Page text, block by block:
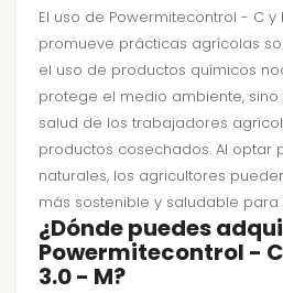
El uso de Powermitecontrol - C y
promueve prácticas agrícolas
el uso de productos químicos
protege el medio ambiente,
salud de los trabajadores
productos cosechados. Al optar
naturales, los agricultores
más sostenible y saludable para
¿Dónde puedes
Powermitecontrol -
3.0 - M?